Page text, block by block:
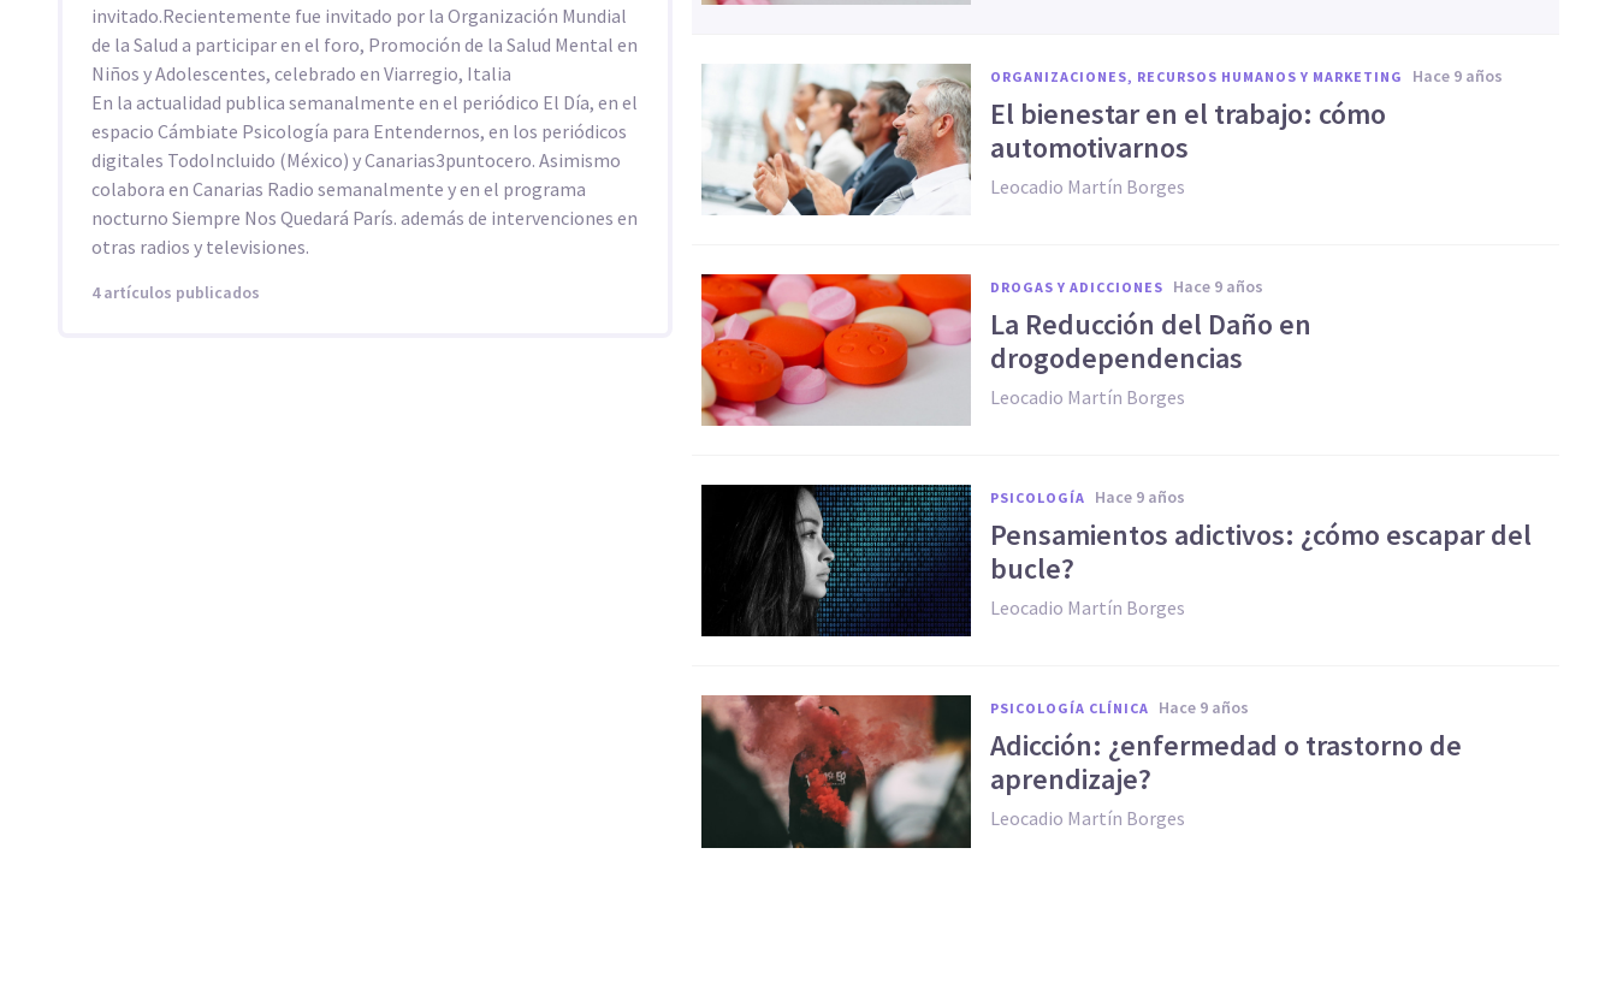
invitado.Recientemente fue invitado por la Organización Mundial
de la Salud a participar en el foro, Promoción de la Salud Mental en
Niños y Adolescentes, celebrado en Viarregio, Italia
En la actualidad publica semanalmente en el periódico El Día, en el
espacio Cámbiate Psicología para Entendernos, en los periódicos
digitales TodoIncluido (México) y Canarias3puntocero. Asimismo
colabora en Canarias Radio semanalmente y en el programa
nocturno Siempre Nos Quedará París. además de intervenciones en
otras radios y televisiones.
4 artículos publicados
ORGANIZACIONES, RECURSOS HUMANOS Y MARKETING hace 9 años
El bienestar en el trabajo: cómo
automotivarnos
Leocadio Martín Borges
DROGAS Y ADICCIONES hace 9 años
La Reducción del Daño en
drogodependencias
Leocadio Martín Borges
PSICOLOGÍA hace 9 años
Pensamientos adictivos: ¿cómo escapar del
bucle?
Leocadio Martín Borges
PSICOLOGÍA CLÍNICA hace 9 años
​Adicción: ¿enfermedad o trastorno de
aprendizaje?
Leocadio Martín Borges